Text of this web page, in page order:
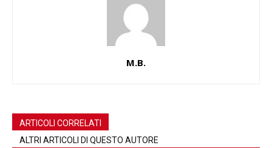
M.B.
ARTICOLI CORRELATI
ALTRI ARTICOLI DI QUESTO AUTORE